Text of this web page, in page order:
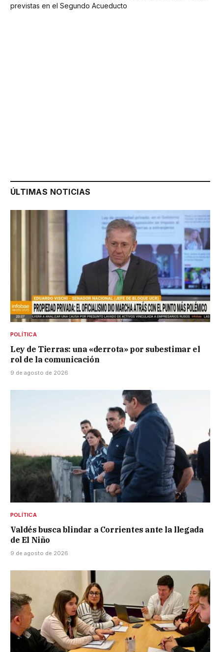
previstas en el Segundo Acueducto
ÚLTIMAS NOTICIAS
POLÍTICA
Ley de Tierras: una «derrota» por subestimar el
rol de la comunicación
9 de agosto de 2026
POLÍTICA
Valdés busca blindar a Corrientes ante la llegada
de El Niño
9 de agosto de 2026